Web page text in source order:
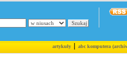
artykuły|abc komputera